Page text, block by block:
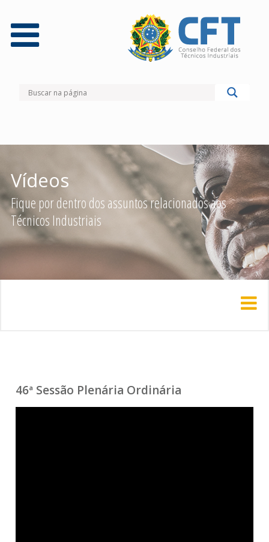
Vídeos
Fique por dentro dos assuntos relacionados aos
Técnicos Industriais
46ª Sessão Plenária Ordinária